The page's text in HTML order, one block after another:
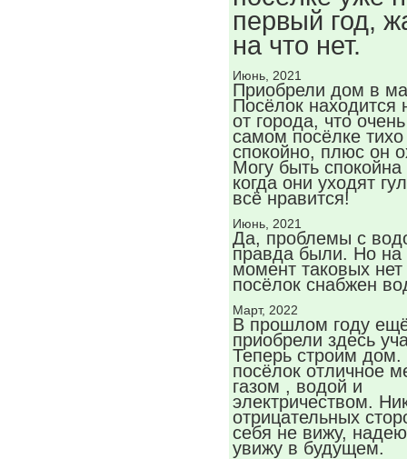
первый год,
на что нет.
Июнь, 2021
Приобрели дом в
Посёлок находится
от города, что
самом посёлке
спокойно, плюс он
Могу быть спокойна
когда они уходят
всё нравится!
Июнь, 2021
Да, проблемы с
правда были. Но на
момент таковых нет
посёлок снабжен
Март, 2022
В прошлом году
приобрели здесь
Теперь строим дом.
посёлок отличное
газом , водой и
электричеством.
отрицательных
себя не вижу,
увижу в будущем.